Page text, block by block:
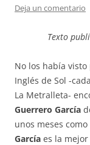
Deja un comentario
Texto
No los había
Inglés de Sol -
La Metralleta-
Guerrero García
unos meses
García es la